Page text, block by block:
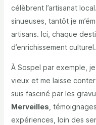
célèbrent l’artisanat
sinueuses, tantôt je
artisans. Ici, chaque
d’enrichissement culturel.
À Sospel par exemple,
vieux et me laisse
suis fasciné par les
Merveilles ,
expériences, loin des